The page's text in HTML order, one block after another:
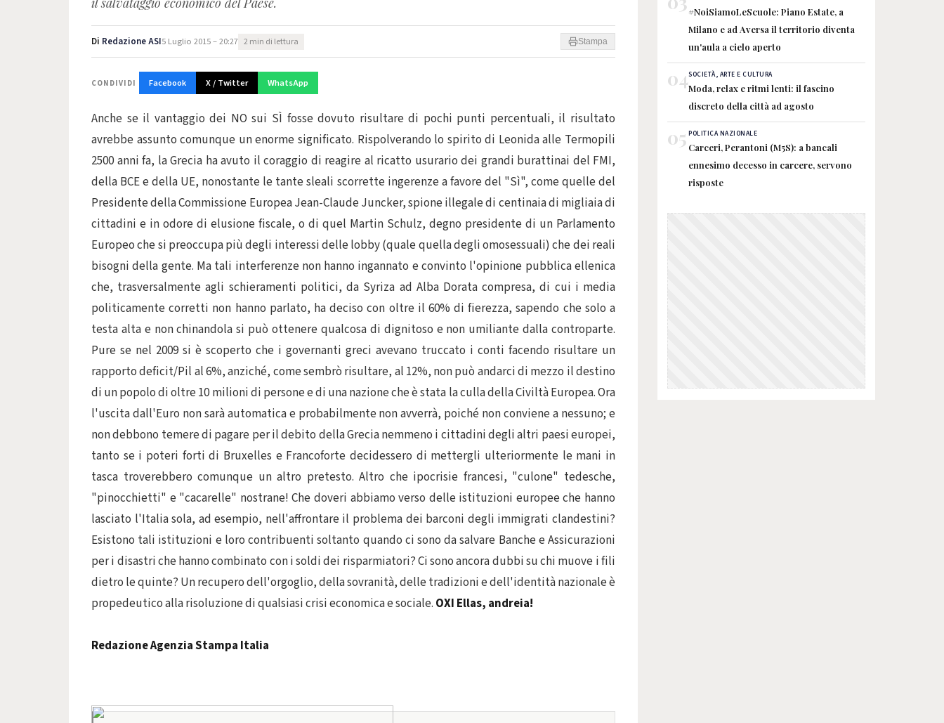
Di Redazione ASI5 Luglio 2015 – 20:27 2 min di lettura Stampa
CONDIVIDI Facebook X / Twitter WhatsApp
Anche se il vantaggio dei NO sui SÌ fosse dovuto risultare di pochi punti percentuali, il risultato
avrebbe assunto comunque un enorme significato. Rispolverando lo spirito di Leonida alle Termopili
2500 anni fa, la Grecia ha avuto il coraggio di reagire al ricatto usurario dei grandi burattinai del FMI,
della BCE e della UE, nonostante le tante sleali scorrette ingerenze a favore del "Sì", come quelle del
Presidente della Commissione Europea Jean-Claude Juncker, spione illegale di centinaia di migliaia di
cittadini e in odore di elusione fiscale, o di quel Martin Schulz, degno presidente di un Parlamento
Europeo che si preoccupa più degli interessi delle lobby (quale quella degli omosessuali) che dei reali
bisogni della gente. Ma tali interferenze non hanno ingannato e convinto l'opinione pubblica ellenica
che, trasversalmente agli schieramenti politici, da Syriza ad Alba Dorata compresa, di cui i media
politicamente corretti non hanno parlato, ha deciso con oltre il 60% di fierezza, sapendo che solo a
testa alta e non chinandola si può ottenere qualcosa di dignitoso e non umiliante dalla controparte.
Pure se nel 2009 si è scoperto che i governanti greci avevano truccato i conti facendo risultare un
rapporto deficit/Pil al 6%, anziché, come sembrò risultare, al 12%, non può andarci di mezzo il destino
di un popolo di oltre 10 milioni di persone e di una nazione che è stata la culla della Civiltà Europea. Ora
l'uscita dall'Euro non sarà automatica e probabilmente non avverrà, poiché non conviene a nessuno; e
non debbono temere di pagare per il debito della Grecia nemmeno i cittadini degli altri paesi europei,
tanto se i poteri forti di Bruxelles e Francoforte decidessero di mettergli ulteriormente le mani in
tasca troverebbero comunque un altro pretesto. Altro che ipocrisie francesi, "culone" tedesche,
"pinocchietti" e "cacarelle" nostrane! Che doveri abbiamo verso delle istituzioni europee che hanno
lasciato l'Italia sola, ad esempio, nell'affrontare il problema dei barconi degli immigrati clandestini?
Esistono tali istituzioni e loro contribuenti soltanto quando ci sono da salvare Banche e Assicurazioni
per i disastri che hanno combinato con i soldi dei risparmiatori? Ci sono ancora dubbi su chi muove i fili
dietro le quinte? Un recupero dell'orgoglio, della sovranità, delle tradizioni e dell'identità nazionale è
propedeutico alla risoluzione di qualsiasi crisi economica e sociale. OXI Ellas, andreia!
Redazione Agenzia Stampa Italia
#NoiSiamoLeScuole: Piano Estate, a
Milano e ad Aversa il territorio diventa
un'aula a cielo aperto
04SOCIETÀ, ARTE E CULTURA
Moda, relax e ritmi lenti: il fascino
discreto della città ad agosto
05 POLITICA NAZIONALE
Carceri, Perantoni (M5S): a bancali
ennesimo decesso in carcere, servono
risposte